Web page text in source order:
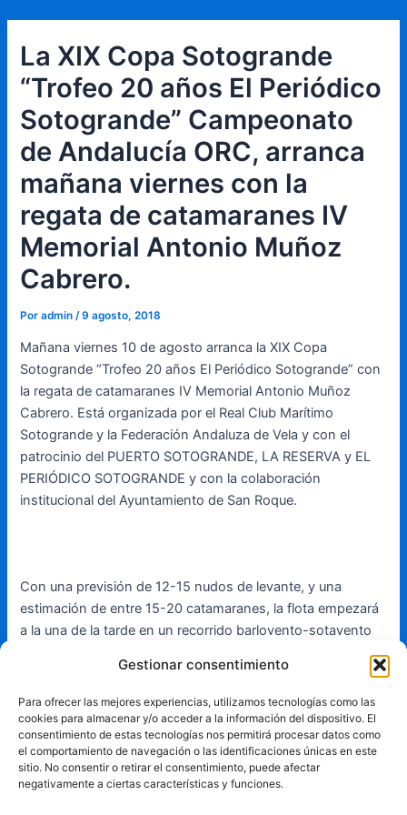
Gestionar consentimiento
Para ofrecer las mejores experiencias, utilizamos tecnologías como las
cookies para almacenar y/o acceder a la información del dispositivo. El
consentimiento de estas tecnologías nos permitirá procesar datos como
el comportamiento de navegación o las identificaciones únicas en este
sitio. No consentir o retirar el consentimiento, puede afectar
negativamente a ciertas características y funciones.
contenido
La XIX Copa Sotogrande
“Trofeo 20 años El Periódico
Sotogrande” Campeonato
de Andalucía ORC, arranca
mañana viernes con la
regata de catamaranes IV
Memorial Antonio Muñoz
Cabrero.
Poradmin /9 agosto, 2018
Mañana viernes 10 de agosto arranca la XIX Copa
Sotogrande “Trofeo 20 años El Periódico Sotogrande” con
la regata de catamaranes IV Memorial Antonio Muñoz
Cabrero. Está organizada por el Real Club Marítimo
Sotogrande y la Federación Andaluza de Vela y con el
patrocinio del PUERTO SOTOGRANDE, LA RESERVA y EL
PERIÓDICO SOTOGRANDE y con la colaboración
institucional del Ayuntamiento de San Roque.
Con una previsión de 12-15 nudos de levante, y una
estimación de entre 15-20 catamaranes, la flota empezará
a la una de la tarde en un recorrido barlovento-sotavento
Por la tarde, el Real Club Marítimo Sotogrande recibirá a la
flota de monotipos y cruceros ORC que empezarán el
entradas